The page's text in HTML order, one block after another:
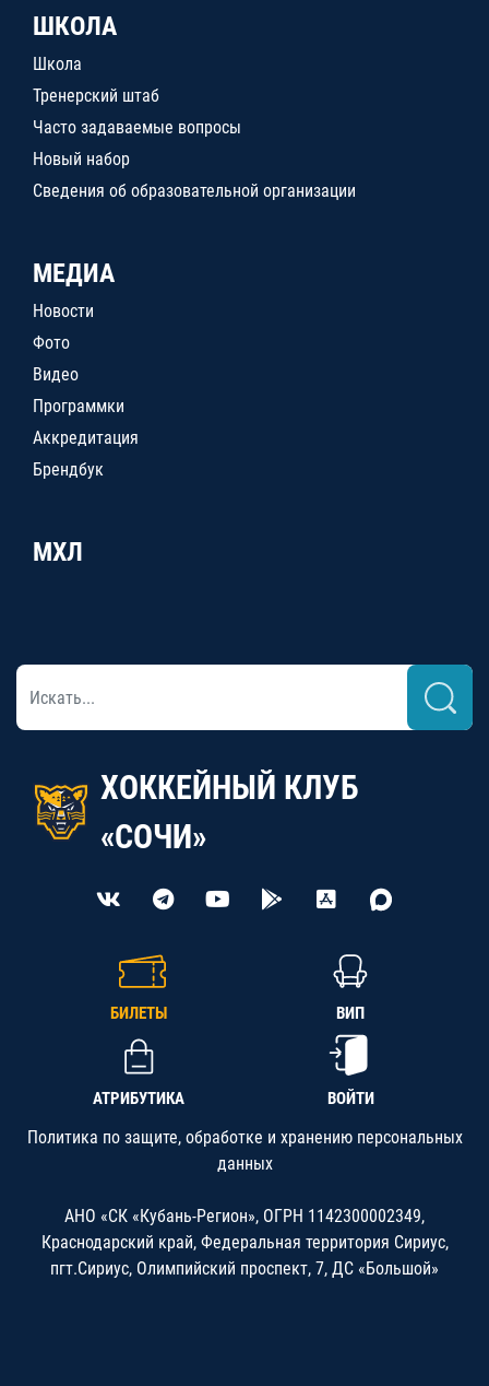
ШКОЛА
Школа
Тренерский штаб
Часто задаваемые вопросы
Новый набор
Сведения об образовательной организации
МЕДИА
Новости
Фото
Видео
Программки
Аккредитация
Брендбук
МХЛ
ХОККЕЙНЫЙ КЛУБ
«СОЧИ»
БИЛЕТЫ ВИП
АТРИБУТИКА ВОЙТИ
Политика по защите, обработке и хранению персональных
данных
АНО «СК «Кубань-Регион», ОГРН 1142300002349,
Краснодарский край, Федеральная территория Сириус,
пгт.Сириус, Олимпийский проспект, 7, ДС «Большой»